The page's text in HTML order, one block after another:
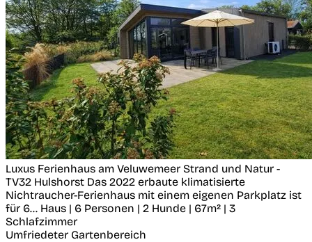
Luxus Ferienhaus am Veluwemeer Strand und Natur -
TV32 Hulshorst Das 2022 erbaute klimatisierte
Nichtraucher-Ferienhaus mit einem eigenen Parkplatz ist
für 6... Haus | 6 Personen | 2 Hunde | 67m² | 3
Schlafzimmer
Umfriedeter Gartenbereich